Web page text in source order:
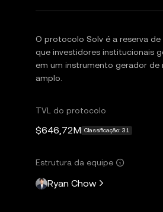
O protocolo Solv é a reserva
que investidores institucionais
em um instrumento gerador
amplo.
TVL do protocolo
$646,72M Classificação: 31
Estrutura da equipe
Ryan Chow